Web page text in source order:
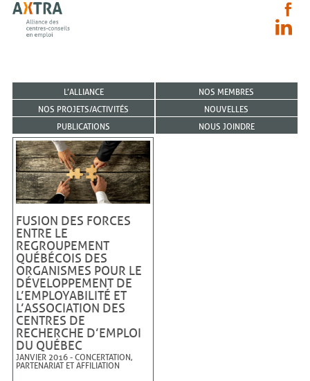
L’ALLIANCE
NOS MEMBRES
NOS PROJETS/ACTIVITÉS
NOUVELLES
PUBLICATIONS
NOUS JOINDRE
FUSION DES FORCES
ENTRE LE
REGROUPEMENT
QUÉBÉCOIS DES
ORGANISMES POUR LE
DÉVELOPPEMENT DE
L’EMPLOYABILITÉ ET
L’ASSOCIATION DES
CENTRES DE
RECHERCHE D’EMPLOI
DU QUÉBEC
JANVIER 2016 - CONCERTATION,
PARTENARIAT ET AFFILIATION